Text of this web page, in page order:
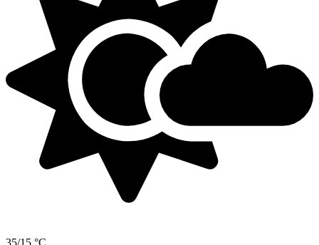
35/15 °C